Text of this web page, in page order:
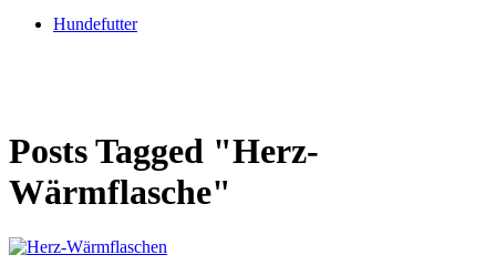
Hundefutter
Posts Tagged "Herz-
Wärmflasche"